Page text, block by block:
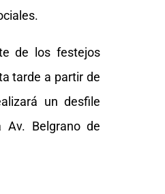
de los festejos
tarde a partir de
un desfile
Belgrano de